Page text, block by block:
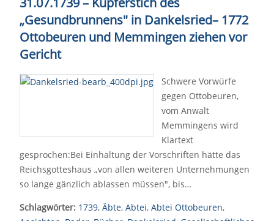
„Gesundbrunnens" in Dankelsried– 1772
Ottobeuren und Memmingen ziehen vor
Gericht
Schwere Vorwürfe
gegen Ottobeuren,
vom Anwalt
Memmingens wird
Klartext
gesprochen:Bei Einhaltung der Vorschriften hätte das
Reichsgotteshaus „von allen weiteren Unternehmungen
so lange gänzlich ablassen müssen", bis…
Schlagwörter: 1739, Äbte, Abtei, Abtei Ottobeuren,